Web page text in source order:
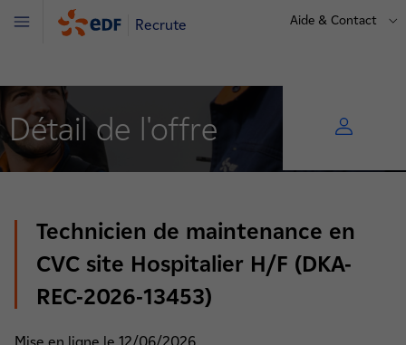
Recrute Aide & Contact
Menu
Détail de l'offre
Technicien de maintenance en
CVC site Hospitalier H/F (DKA-
REC-2026-13453)